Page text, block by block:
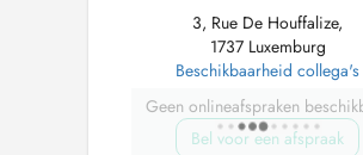
3, Rue De Houffalize,
1737 Luxemburg
Beschikbaarheid collega's
Geen onlineafspraken
Bel voor een afspraak